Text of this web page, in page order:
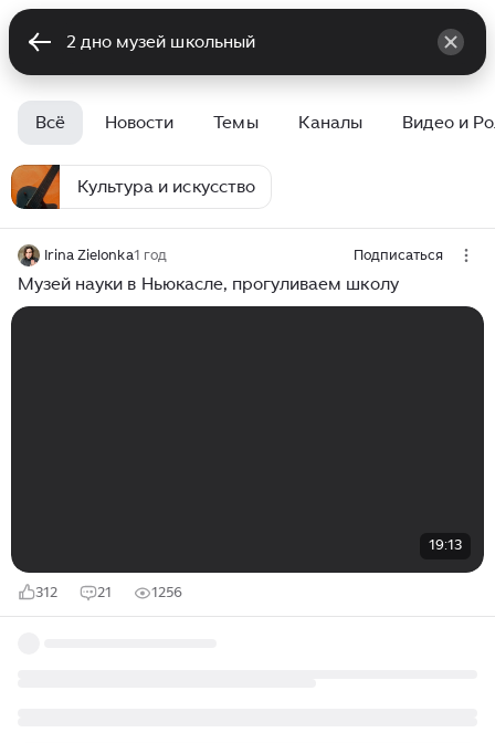
Всё Новости Темы Каналы Видео и
Культура и искусство
Irina Zielonka1 год Подписаться
Музей науки в Ньюкасле, прогуливаем школу
19:13
312 21 1256